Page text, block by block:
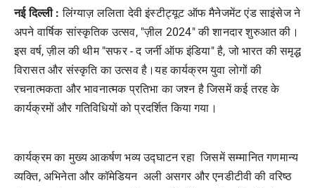
नई दिल्ली :लिंग्याज़ ललिता देवी इंस्टीट्यूट ऑफ मैनेजमेंट एंड साइंसेज ने
अपने वार्षिक सांस्कृतिक उत्सव, "ज़ील 2024" की शानदार शुरुआत की।
इस वर्ष, ज़ील की थीम "सफर - द जर्नी ऑफ इंडिया" है, जो भारत की समृद्ध
विरासत और संस्कृति का उत्सव है।यह कार्यक्रम युवा लोगों की
रचनात्मकता और भावनात्मक प्रतिभा का जश्न है जिसमें कई तरह के
कार्यक्रमों और गतिविधियों को प्रदर्शित किया गया।
कार्यक्रम का मुख्य आकर्षण भव्य उद्घाटन रहा जिसमें सम्मानित गणमान्य
व्यक्ति, अभिनेता और कॉमेडियन अली असगर और एनडीटीवी की वरिष्ठ